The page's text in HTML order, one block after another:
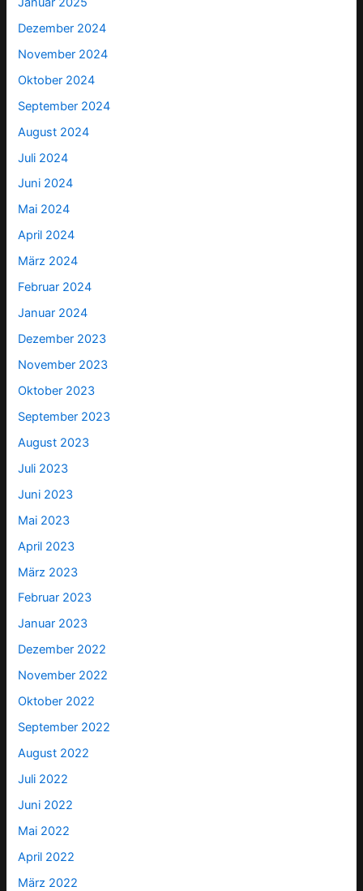
Dezember 2024
November 2024
Oktober 2024
September 2024
August 2024
Juli 2024
Juni 2024
Mai 2024
April 2024
März 2024
Februar 2024
Januar 2024
Dezember 2023
November 2023
Oktober 2023
September 2023
August 2023
Juli 2023
Juni 2023
Mai 2023
April 2023
März 2023
Februar 2023
Januar 2023
Dezember 2022
November 2022
Oktober 2022
September 2022
August 2022
Juli 2022
Juni 2022
Mai 2022
April 2022
März 2022